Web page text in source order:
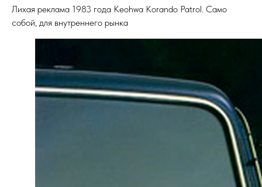
Лихая реклама 1983 года Keohwa Korando Patrol. Само
собой, для внутреннего рынка